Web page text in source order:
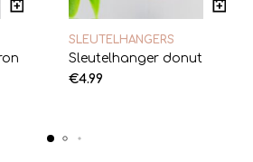
SLEUTELHANGERS
Sleutelhanger donut
€4.99